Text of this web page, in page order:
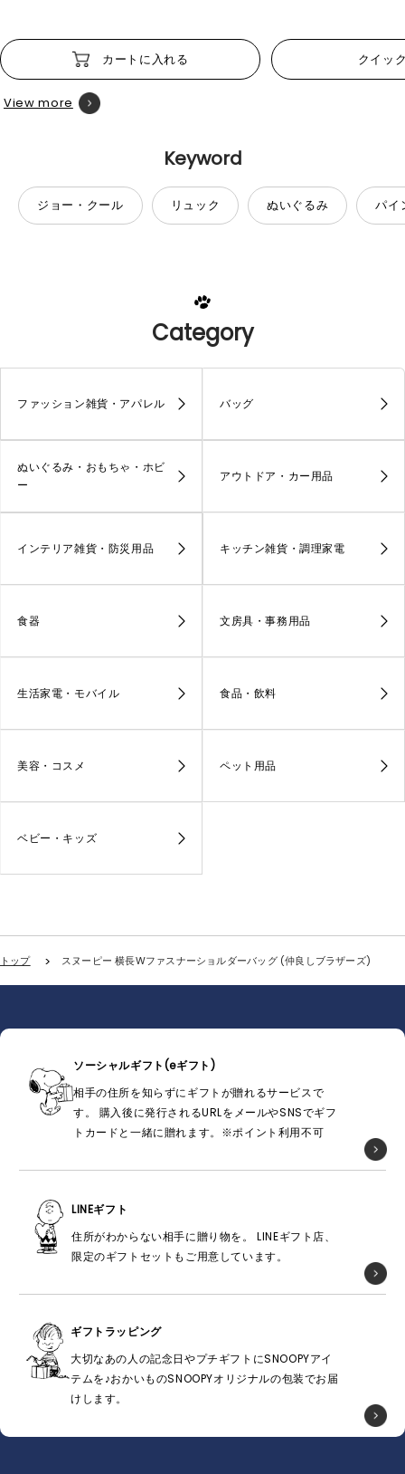
カートに入れる クイッ
View more
Keyword
ジョー・クール リュック ぬいぐるみ パイ
Category
ファッション雑貨・アパレル バッグ
ぬいぐるみ・おもちゃ・ホビ
ー
アウトドア・カー用品
インテリア雑貨・防災用品 キッチン雑貨・調理家電
食器 文房具・事務用品
生活家電・モバイル 食品・飲料
美容・コスメ ペット用品
ベビー・キッズ
トップ スヌーピー 横長Wファスナーショルダーバッグ (仲良しブラザーズ)
ソーシャルギフト(eギフト)
相手の住所を知らずにギフトが贈れるサービスで
す。 購入後に発行されるURLをメールやSNSでギフ
トカードと一緒に贈れます。※ポイント利用不可
LINEギフト
住所がわからない相手に贈り物を。 LINEギフト店、
限定のギフトセットもご用意しています。
ギフトラッピング
大切なあの人の記念日やプチギフトにSNOOPYアイ
テムを♪おかいものSNOOPYオリジナルの包装でお届
けします。